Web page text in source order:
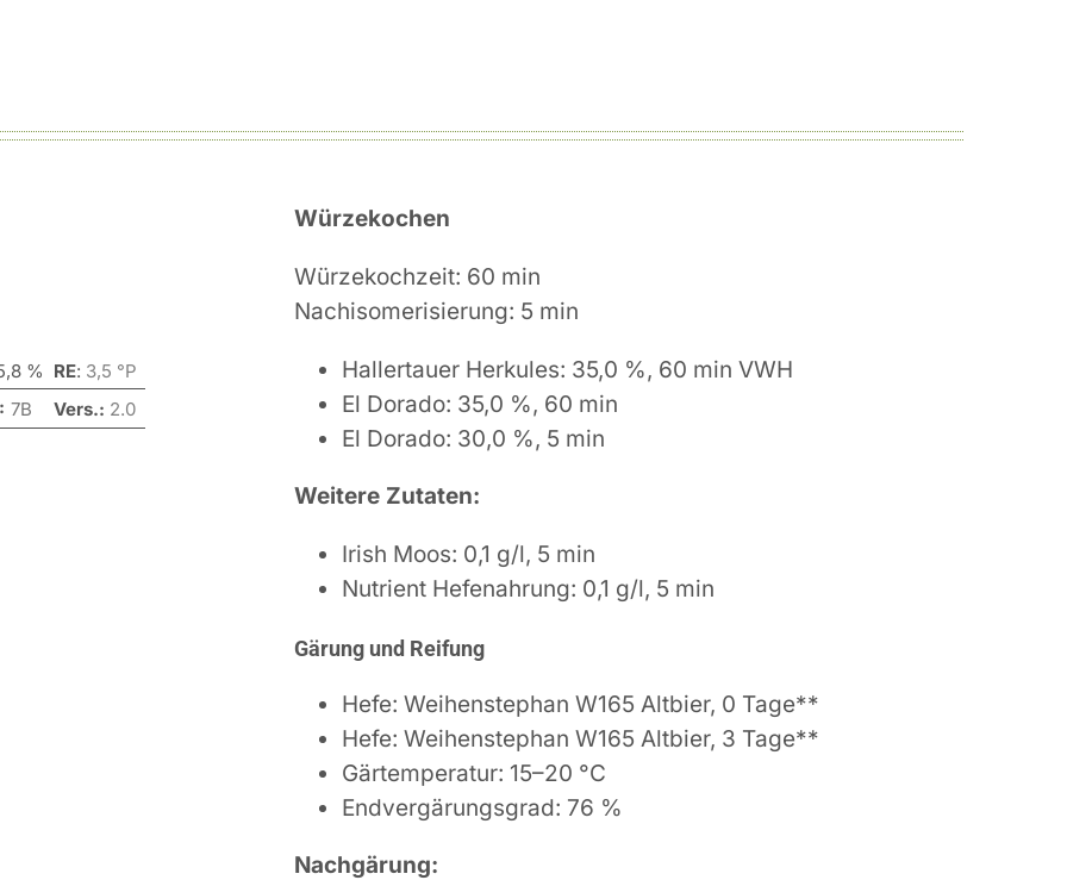
% RE: 3,5 °P
7B Vers.: 2.0
Würzekochen
Würzekochzeit: 60 min
Nachisomerisierung: 5 min
Hallertauer Herkules: 35,0 %, 60 min VWH
El Dorado: 35,0 %, 60 min
El Dorado: 30,0 %, 5 min
Weitere Zutaten:
Irish Moos: 0,1 g/l, 5 min
Nutrient Hefenahrung: 0,1 g/l, 5 min
Gärung und Reifung
Hefe: Weihenstephan W165 Altbier, 0 Tage**
Hefe: Weihenstephan W165 Altbier, 3 Tage**
Gärtemperatur: 15–20 °C
Endvergärungsgrad: 76 %
Nachgärung: